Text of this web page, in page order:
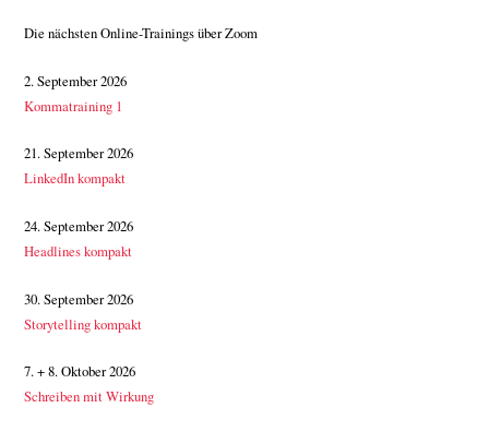
Die nächsten Online-Trainings über Zoom
2. September 2026
Kommatraining 1
21. September 2026
LinkedIn kompakt
24. September 2026
Headlines kompakt
30. September 2026
Storytelling kompakt
7. + 8. Oktober 2026
Schreiben mit Wirkung